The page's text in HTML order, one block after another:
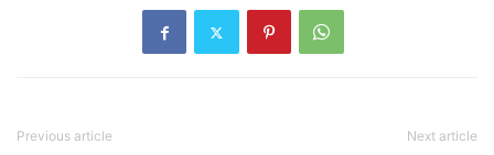
Previous article Next article